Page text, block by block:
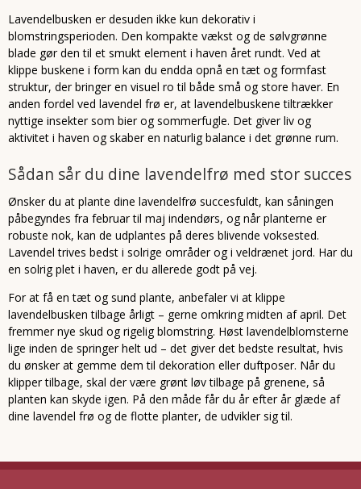
Lavendelbusken er desuden ikke kun dekorativ i
blomstringsperioden. Den kompakte vækst og de sølvgrønne
blade gør den til et smukt element i haven året rundt. Ved at
klippe buskene i form kan du endda opnå en tæt og formfast
struktur, der bringer en visuel ro til både små og store haver. En
anden fordel ved lavendel frø er, at lavendelbuskene tiltrækker
nyttige insekter som bier og sommerfugle. Det giver liv og
aktivitet i haven og skaber en naturlig balance i det grønne rum.
Sådan sår du dine lavendelfrø med stor succes
Ønsker du at plante dine lavendelfrø succesfuldt, kan såningen
påbegyndes fra februar til maj indendørs, og når planterne er
robuste nok, kan de udplantes på deres blivende voksested.
Lavendel trives bedst i solrige områder og i veldrænet jord. Har du
en solrig plet i haven, er du allerede godt på vej.
For at få en tæt og sund plante, anbefaler vi at klippe
lavendelbusken tilbage årligt – gerne omkring midten af april. Det
fremmer nye skud og rigelig blomstring. Høst lavendelblomsterne
lige inden de springer helt ud – det giver det bedste resultat, hvis
du ønsker at gemme dem til dekoration eller duftposer. Når du
klipper tilbage, skal der være grønt løv tilbage på grenene, så
planten kan skyde igen. På den måde får du år efter år glæde af
dine lavendel frø og de flotte planter, de udvikler sig til.